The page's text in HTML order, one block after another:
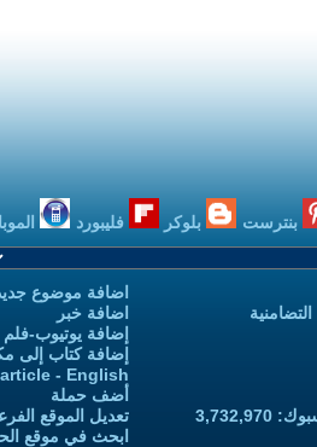
بنترست بلوكر فليبورد
اضافة موضوع
اضافة خبر
إضافة يوتيوب-
إضافة كتاب إلى
- English
أضف حملة
تعديل الموقع
ابحث في موقع